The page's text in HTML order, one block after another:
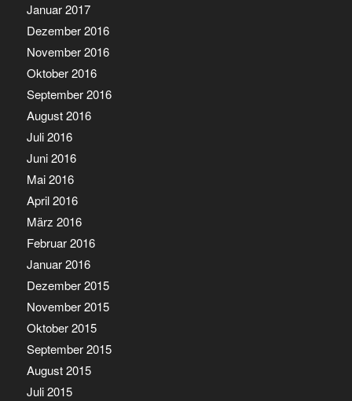
Januar 2017
Dezember 2016
November 2016
Oktober 2016
September 2016
August 2016
Juli 2016
Juni 2016
Mai 2016
April 2016
März 2016
Februar 2016
Januar 2016
Dezember 2015
November 2015
Oktober 2015
September 2015
August 2015
Juli 2015